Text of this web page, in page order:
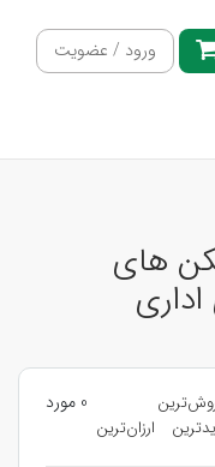
ورود / عضویت
های
ارزان‌ترین
0 مورد